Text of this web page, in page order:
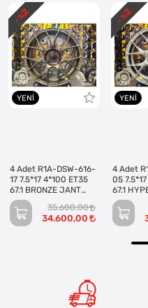
YENI
4 Adet R1A-DSW-616-
17 7.5*17 4*100 ET35
67.1 BRONZE JANT
(Takım)
35.600,00
34.600,00
- %
2
YENI
4 Adet
05
67.1 HYPER BLACK
JANT
- %
2